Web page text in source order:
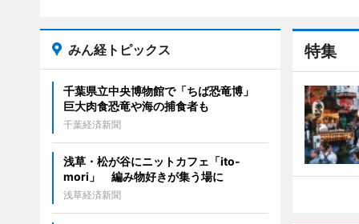
特集
みん経トピックス
千葉県立中央博物館で「ちば恐竜博」
巨大肉食恐竜や海の捕食者も
千葉経済新聞
浅草・松が谷にニットカフェ「ito-
mori」 編み物好きが集う場に
浅草経済新聞